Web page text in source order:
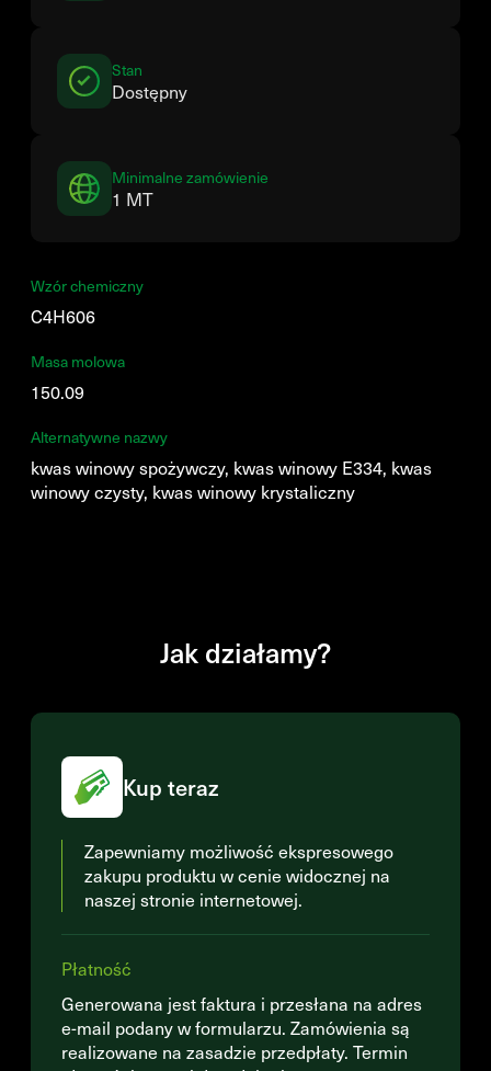
Stan
Dostępny
Minimalne zamówienie
1 MT
Wzór chemiczny
C4H606
Masa molowa
150.09
Alternatywne nazwy
kwas winowy spożywczy, kwas winowy E334, kwas
winowy czysty, kwas winowy krystaliczny
Jak działamy?
Kup teraz
Zapewniamy możliwość ekspresowego
zakupu produktu w cenie widocznej na
naszej stronie internetowej.
Płatność
Generowana jest faktura i przesłana na adres
e-mail podany w formularzu. Zamówienia są
realizowane na zasadzie przedpłaty. Termin